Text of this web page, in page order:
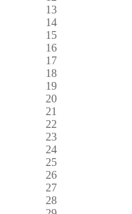
13
14
15
16
17
18
19
20
21
22
23
24
25
26
27
28